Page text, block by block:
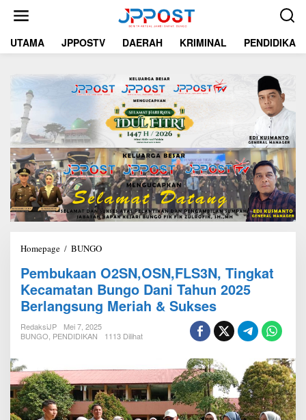
t
UTAMA JPPOSTV DAERAH KRIMINAL PENDIDIKAN
Homepage / BUNGO
m
b
u
k
a
2
S
N
,
Pembukaan O2SN,OSN,FLS3N, Tingkat
Kecamatan Bungo Dani Tahun 2025
Berlangsung Meriah & Sukses
RedaksiJP
Mei 7, 2025
BUNGO PENDIDIKAN 1113 Dilihat